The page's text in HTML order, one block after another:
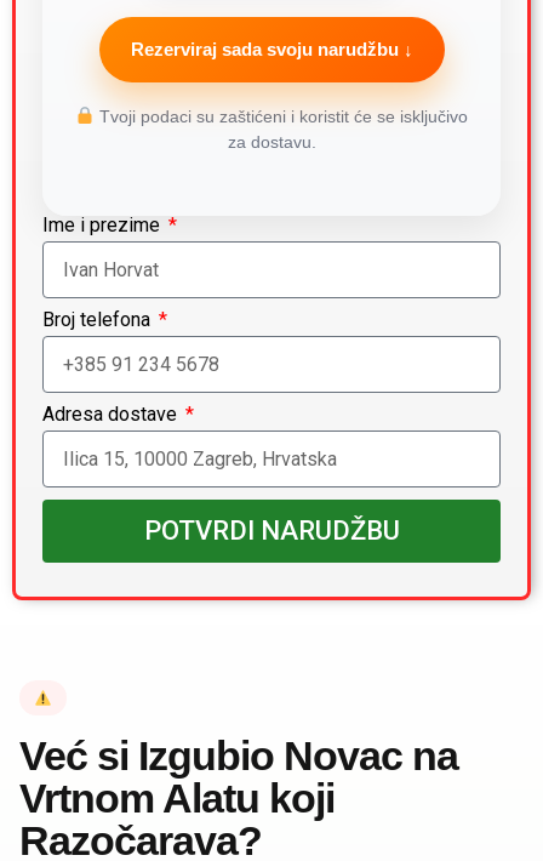
Rezerviraj sada svoju narudžbu ↓
Tvoji podaci su zaštićeni i koristit će se isključivo
za dostavu.
Ime i prezime
Broj telefona
Adresa dostave
POTVRDI NARUDŽBU
Već si Izgubio Novac na
Vrtnom Alatu koji
Razočarava?